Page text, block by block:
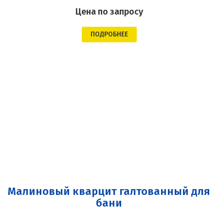
Цена по запросу
ПОДРОБНЕЕ
Малиновый кварцит галтованный для
бани